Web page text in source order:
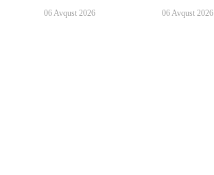
06 Avqust 2026 06 Avqust 2026